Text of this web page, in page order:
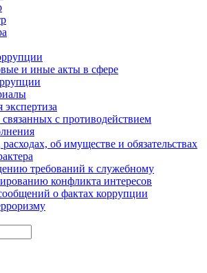
и иные акты в сфере
с противодействием
об имуществе и обязательствах
требований к служебному
конфликта интересов
о фактах коррупции